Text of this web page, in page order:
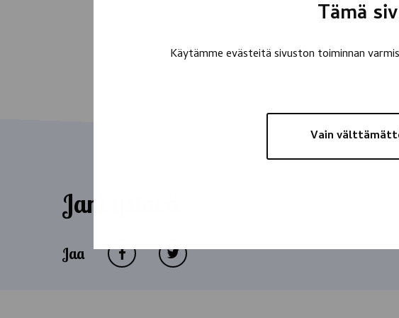
Tämä
Käytämme evästeitä sivuston toiminnan
Vain
Jani ystävä
Jaa